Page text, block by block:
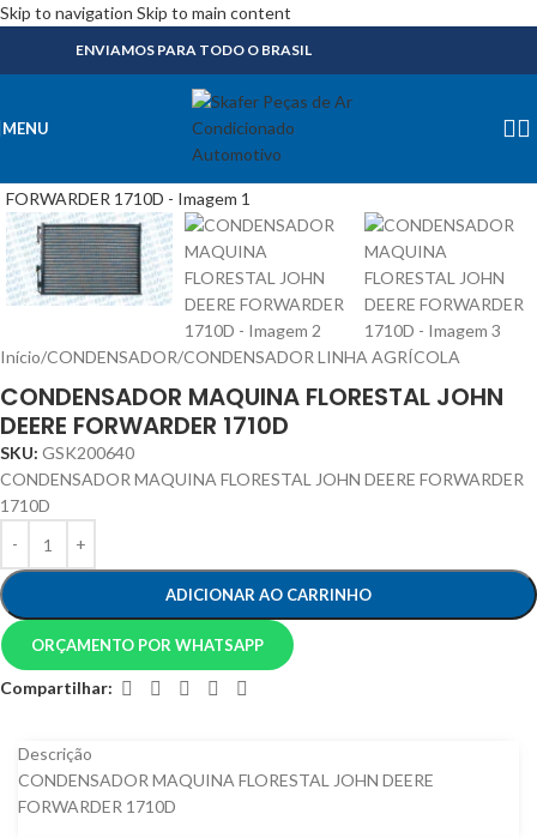
Skip to navigation Skip to main content
ENVIAMOS PARA TODO O BRASIL
MENU
Início/CONDENSADOR/CONDENSADOR LINHA AGRÍCOLA
CONDENSADOR MAQUINA FLORESTAL JOHN
DEERE FORWARDER 1710D
SKU: GSK200640
CONDENSADOR MAQUINA FLORESTAL JOHN DEERE FORWARDER
1710D
ADICIONAR AO CARRINHO
ORÇAMENTO POR WHATSAPP
Compartilhar:
Descrição
CONDENSADOR MAQUINA FLORESTAL JOHN DEERE
FORWARDER 1710D